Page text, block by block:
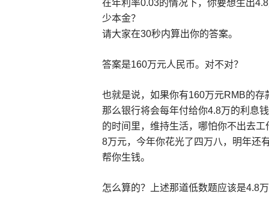
在年利率0.03的情况下，你要想生出
少本金？
请大家在30秒内算出你的答案。
答案是160万元人民币。对不对？
也就是说，如果你有160万元RMB的
那么银行将会每年付给你4.8万的利息
的时间里，维持生活，哪怕你不出去
8万元，今年你花光了四万八，明年还
帮你生钱。
怎么算的？上述那道低数题应该是4.8